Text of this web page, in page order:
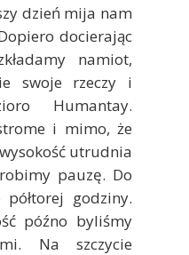
dzień mija nam
docierając
namiot,
swoje rzeczy i
Humantay.
i mimo, że
utrudnia
pauzę. Do
godziny.
późno byliśmy
Na szczycie